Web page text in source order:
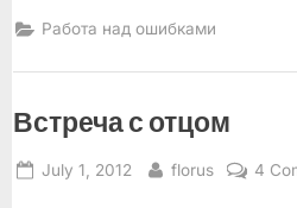
Работа над ошибками
Встреча с отцом
Posted
July 1, 2012 By
florus 4